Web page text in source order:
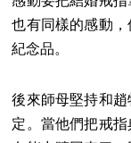
也有同樣的感動
紀念品。
後來師母堅持和
定。當他們把戒